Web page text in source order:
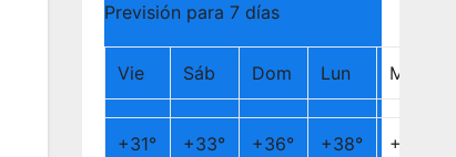
Previsión para 7 días
Vie Sáb Dom Lun Mar
+31° +33° +36° +38° +